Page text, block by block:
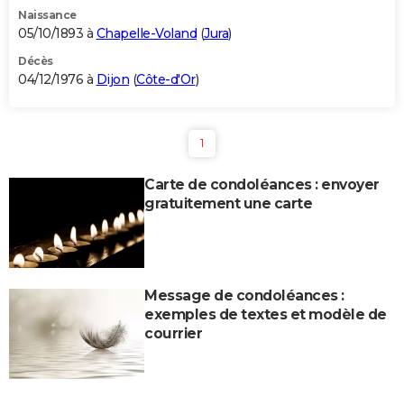
Naissance
05/10/1893 à Chapelle-Voland (Jura)
Décès
04/12/1976 à Dijon (Côte-d'Or)
1
Carte de condoléances : envoyer
gratuitement une carte
Message de condoléances :
exemples de textes et modèle de
courrier